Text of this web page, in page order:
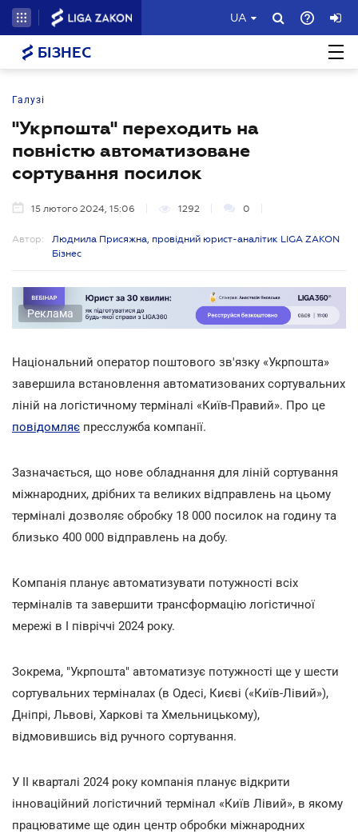
UA
БІЗНЕС
Галузі
"Укрпошта" переходить на
повністю автоматизоване
сортування посилок
15 лютого 2024, 15:06 1292 0
Автор:
Людмила Присяжна, провідний юрист-аналітик LIGA ZAKON
Бізнес
Реклама
Національний оператор поштового зв'язку «Укрпошта»
завершила встановлення автоматизованих сортувальних
ліній на логістичному терміналі «Київ-Правий». Про це
повідомляє пресслужба компанії.
Зазначається, що нове обладнання для ліній сортування
міжнародних, дрібних та великих відправлень на цьому
терміналі дозволяє обробку 18 000 посилок на годину та
близько 400 000 відправлень на добу.
Компанія планує автоматизувати потужності всіх
терміналів та завершити трансформацію логістичної
мережі в I півріччі 2024 року.
Зокрема, "Укрпошта" автоматизує потужності ще у шести
сортувальних терміналах (в Одесі, Києві («Київ-Лівий»),
Дніпрі, Львові, Харкові та Хмельницькому),
відмовившись від ручного сортування.
У II кварталі 2024 року компанія планує відкрити
інноваційний логістичний термінал «Київ Лівий», в якому
працюватиме ще один центр обробки міжнародних